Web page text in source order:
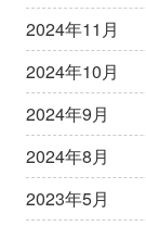
2024年11月
2024年10月
2024年9月
2024年8月
2023年5月